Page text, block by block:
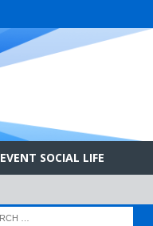
EVENT SOCIAL LIFE